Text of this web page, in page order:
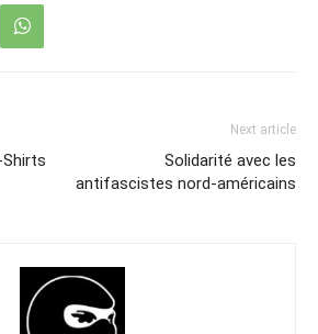
Next article
Solidarité avec les
antifascistes nord-américains